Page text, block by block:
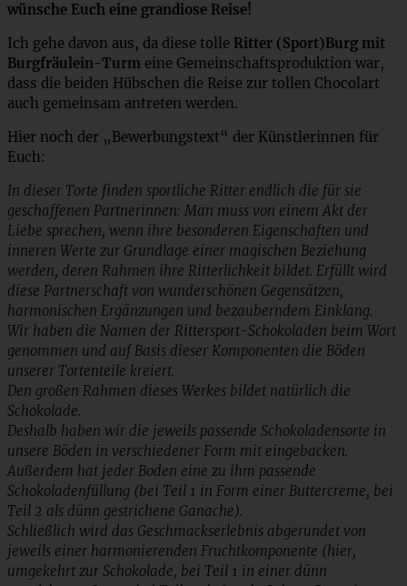
wünsche Euch eine grandiose Reise!
Ich gehe davon aus, da diese tolle Ritter (Sport)Burg mit
Burgfräulein-Turm eine Gemeinschaftsproduktion war,
dass die beiden Hübschen die Reise zur tollen Chocolart
auch gemeinsam antreten werden.
Hier noch der „Bewerbungstext“ der Künstlerinnen für
Euch:
In dieser Torte finden sportliche Ritter endlich die für sie
geschaffenen Partnerinnen: Man muss von einem Akt der
Liebe sprechen, wenn ihre besonderen Eigenschaften und
inneren Werte zur Grundlage einer magischen Beziehung
werden, deren Rahmen ihre Ritterlichkeit bildet. Erfüllt wird
diese Partnerschaft von wunderschönen Gegensätzen,
harmonischen Ergänzungen und bezauberndem Einklang.
Wir haben die Namen der Rittersport-Schokoladen beim Wort
genommen und auf Basis dieser Komponenten die Böden
unserer Tortenteile kreiert.
Den großen Rahmen dieses Werkes bildet natürlich die
Schokolade.
Deshalb haben wir die jeweils passende Schokoladensorte in
unsere Böden in verschiedener Form mit eingebacken.
Außerdem hat jeder Boden eine zu ihm passende
Schokoladenfüllung (bei Teil 1 in Form einer Buttercreme, bei
Teil 2 als dünn gestrichene Ganache).
Schließlich wird das Geschmackserlebnis abgerundet von
jeweils einer harmonierenden Fruchtkomponente (hier,
umgekehrt zur Schokolade, bei Teil 1 in einer dünn